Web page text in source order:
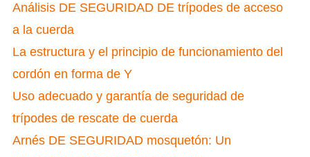
Análisis DE SEGURIDAD DE trípodes de acceso
a la cuerda
La estructura y el principio de funcionamiento del
cordón en forma de Y
Uso adecuado y garantía de seguridad de
trípodes de rescate de cuerda
Arnés DE SEGURIDAD mosquetón: Un